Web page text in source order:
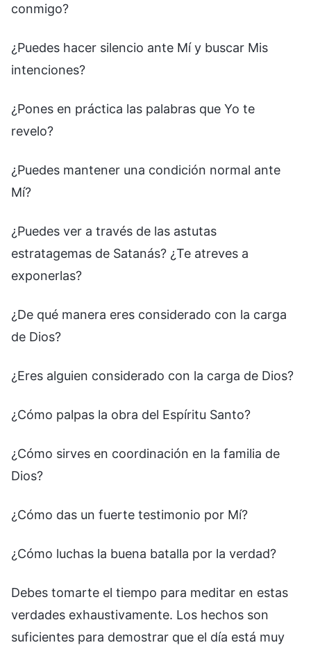
conmigo?
¿Puedes hacer silencio ante Mí y buscar Mis
intenciones?
¿Pones en práctica las palabras que Yo te
revelo?
¿Puedes mantener una condición normal ante
Mí?
¿Puedes ver a través de las astutas
estratagemas de Satanás? ¿Te atreves a
exponerlas?
¿De qué manera eres considerado con la carga
de Dios?
¿Eres alguien considerado con la carga de Dios?
¿Cómo palpas la obra del Espíritu Santo?
¿Cómo sirves en coordinación en la familia de
Dios?
¿Cómo das un fuerte testimonio por Mí?
¿Cómo luchas la buena batalla por la verdad?
Debes tomarte el tiempo para meditar en estas
verdades exhaustivamente. Los hechos son
suficientes para demostrar que el día está muy